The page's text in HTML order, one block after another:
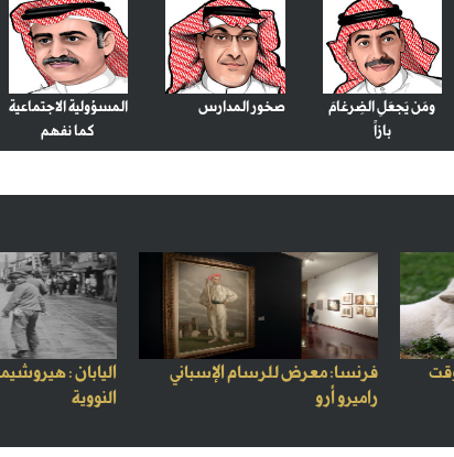
ومَن يَجعَلِ الضِرغامَ
بازاً
صخور المدارس
المسؤولية الاجتماعية
كما نفهم
فرنسا: معرض للرسام الإسباني
راميرو أرو
اليابان :
النووية